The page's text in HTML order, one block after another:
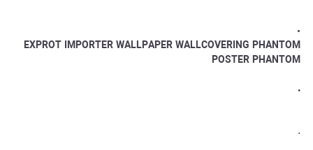
.
EXPROT IMPORTER WALLPAPER WALLCOVERING PHANTOM
POSTER PHANTOM
.
.